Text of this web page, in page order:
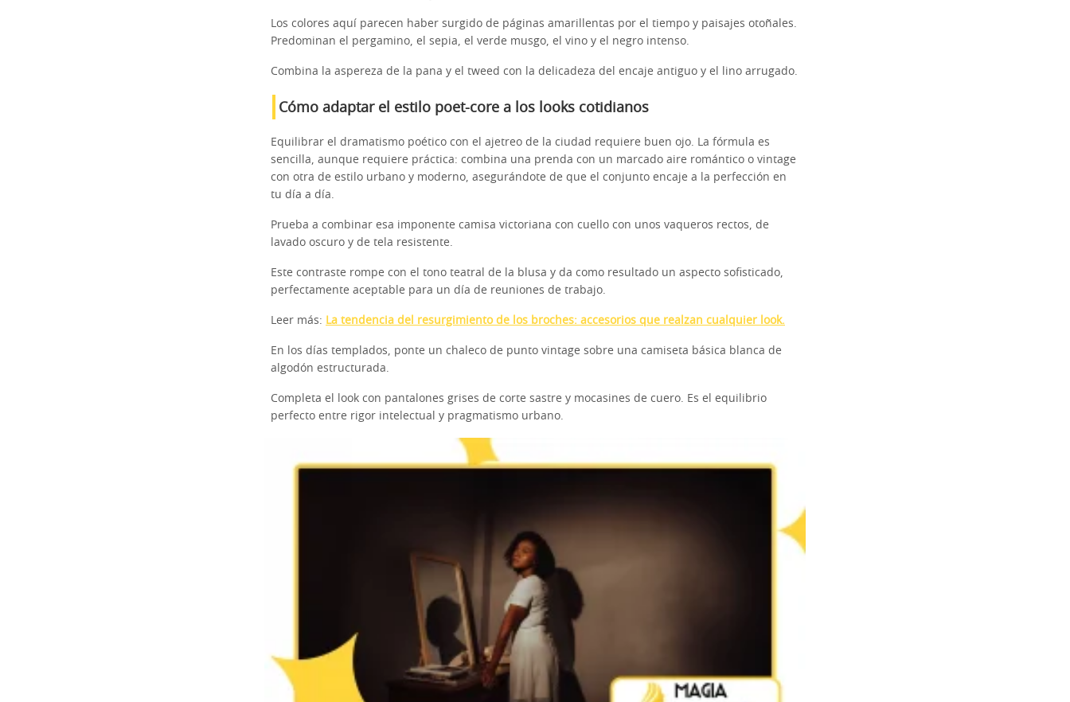
Los colores aquí parecen haber surgido de páginas amarillentas por el tiempo y paisajes otoñales.
Predominan el pergamino, el sepia, el verde musgo, el vino y el negro intenso.
Combina la aspereza de la pana y el tweed con la delicadeza del encaje antiguo y el lino arrugado.
Cómo adaptar el estilo poet-core a los looks cotidianos
Equilibrar el dramatismo poético con el ajetreo de la ciudad requiere buen ojo. La fórmula es
sencilla, aunque requiere práctica: combina una prenda con un marcado aire romántico o vintage
con otra de estilo urbano y moderno, asegurándote de que el conjunto encaje a la perfección en
tu día a día.
Prueba a combinar esa imponente camisa victoriana con cuello con unos vaqueros rectos, de
lavado oscuro y de tela resistente.
Este contraste rompe con el tono teatral de la blusa y da como resultado un aspecto sofisticado,
perfectamente aceptable para un día de reuniones de trabajo.
Leer más: La tendencia del resurgimiento de los broches: accesorios que realzan cualquier look.
En los días templados, ponte un chaleco de punto vintage sobre una camiseta básica blanca de
algodón estructurada.
Completa el look con pantalones grises de corte sastre y mocasines de cuero. Es el equilibrio
perfecto entre rigor intelectual y pragmatismo urbano.